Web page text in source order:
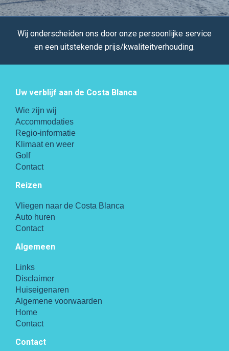
Wij onderscheiden ons door onze persoonlijke service
en een uitstekende prijs/kwaliteitverhouding.
Uw verblijf aan de Costa Blanca
Wie zijn wij
Accommodaties
Regio-informatie
Klimaat en weer
Golf
Contact
Reizen
Vliegen naar de Costa Blanca
Auto huren
Contact
Algemeen
Links
Disclaimer
Huiseigenaren
Algemene voorwaarden
Home
Contact
Contact